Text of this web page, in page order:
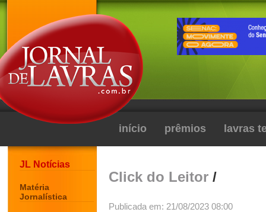
início prêmios lavras
JL Notícias
Matéria
Jornalística
Click do Leitor /
Publicada em: 21/08/2023 08:00